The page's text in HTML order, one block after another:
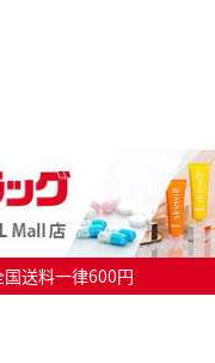
送料一律600円